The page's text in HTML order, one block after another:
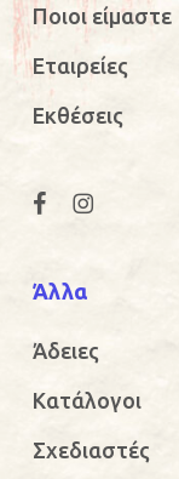
Ποιοι είμαστε
Εταιρείες
Εκθέσεις
Άλλα
Άδειες
Κατάλογοι
Σχεδιαστές